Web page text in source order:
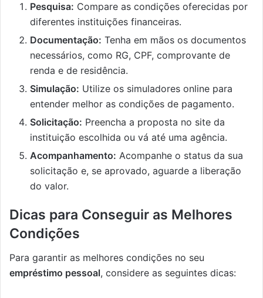
Pesquisa: Compare as condições oferecidas por
diferentes instituições financeiras.
Documentação: Tenha em mãos os documentos
necessários, como RG, CPF, comprovante de
renda e de residência.
Simulação: Utilize os simuladores online para
entender melhor as condições de pagamento.
Solicitação: Preencha a proposta no site da
instituição escolhida ou vá até uma agência.
Acompanhamento: Acompanhe o status da sua
solicitação e, se aprovado, aguarde a liberação
do valor.
Dicas para Conseguir as Melhores
Condições
Para garantir as melhores condições no seu
empréstimo pessoal, considere as seguintes dicas: